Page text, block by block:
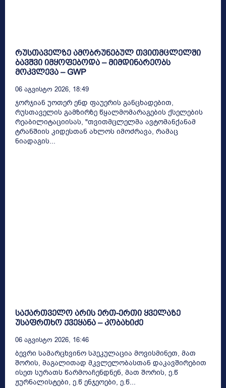
რუსთაველზე ამობრუნებულ თვითმცლელში
ბავშვი იმყოფებოდა – მიმდინარეობს
მოკვლევა – GWP
06 Აგვისტო 2026, 18:49
ჯორჯიან უოთერ ენდ ფაუერის განცხადებით,
რუსთაველის გამზირზე წყალმომარაგების ქსელების
რეაბილიტაციისას, "თვითმცლელმა ავტომანქანამ
ტრანშიის კიდესთან ახლოს იმოძრავა, რამაც
ნიადაგის...
საქართველო არის ერთ-ერთი ყველაზე
უსაფრთხო ქვეყანა – კობახიძე
06 Აგვისტო 2026, 16:46
ბევრი სამარცხვინო სპეკულაცია მოვისმინეთ, მათ
შორის, მაგალითად მკვლელობასთან დაკავშირებით
ისეთ სურათს წარმოაჩენდნენ, მათ შორის, ე.წ
ჟურნალისტები, ე.წ ენჯეოები, ე.წ...